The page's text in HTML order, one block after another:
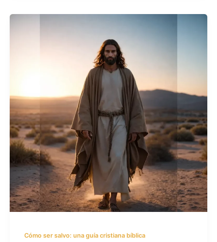
Cómo ser salvo: una guía cristiana bíblica